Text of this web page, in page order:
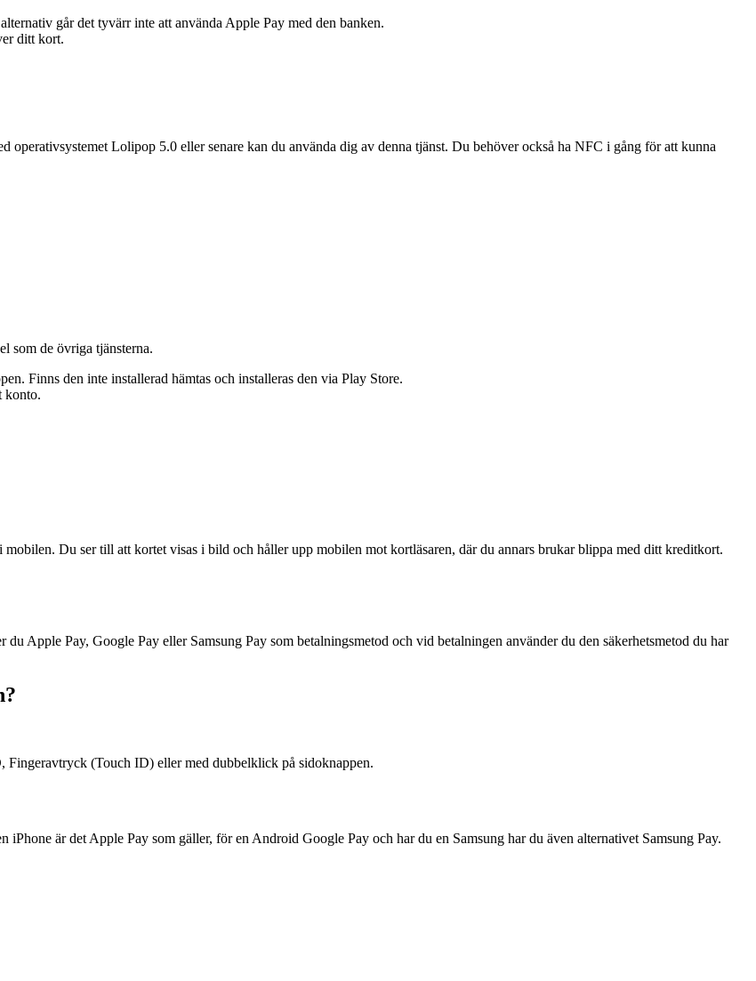
går det tyvärr inte att använda Apple Pay med den banken.
ditt kort.
operativsystemet Lolipop 5.0 eller senare kan du använda dig av denna tjänst. Du behöver också ha NFC i gång för att kunna
som de övriga tjänsterna.
Finns den inte installerad hämtas och installeras den via Play Store.
konto.
Du ser till att kortet visas i bild och håller upp mobilen mot kortläsaren, där du annars brukar blippa med ditt kreditkort.
Apple Pay, Google Pay eller Samsung Pay som betalningsmetod och vid betalningen använder du den säkerhetsmetod du har
(Touch ID) eller med dubbelklick på sidoknappen.
är det Apple Pay som gäller, för en Android Google Pay och har du en Samsung har du även alternativet Samsung Pay.